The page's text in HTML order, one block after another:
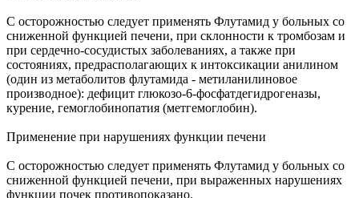
С осторожностью следует применять Флутамид у больных со
сниженной функцией печени, при склонности к тромбозам и
при сердечно-сосудистых заболеваниях, а также при
состояниях, предрасполагающих к интоксикации анилином
(один из метаболитов флутамида - метиланилиновое
производное): дефицит глюкозо-6-фосфатдегидрогеназы,
курение, гемоглобинопатия (метгемоглобин).
Применение при нарушениях функции печени
С осторожностью следует применять Флутамид у больных со
сниженной функцией печени, при выраженных нарушениях
функции почек противопоказано.